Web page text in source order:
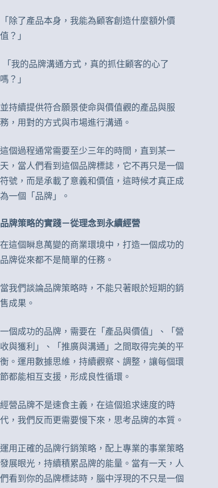
「除了產品本身，我能為顧客創造什麼額外價
值？」
「我的品牌溝通方式，真的抓住顧客的心了
嗎？」
並持續提供符合願景使命與價值觀的產品與服
務，用對的方式與市場進行溝通。
這個過程通常需要至少三年的時間，直到某一
天，當人們看到這個品牌標誌，它不再只是一個
符號，而是承載了意義和價值，這時候才真正成
為一個「品牌」。
品牌策略的實踐－從理念到永續經營
在這個瞬息萬變的商業環境中，打造一個成功的
品牌從來都不是簡單的任務。
當我們談論品牌策略時，不能只著眼於短期的銷
售成果。
一個成功的品牌，需要在「產品與價值」、「營
收與獲利」、「推廣與溝通」之間取得完美的平
衡。運用數據思維，持續觀察、調整，讓每個環
節都能相互支援，形成良性循環。
經營品牌不是速食主義，在這個追求速度的時
代，我們反而更需要慢下來，思考品牌的本質。
運用正確的品牌行銷策略，配上專業的事業策略
發展眼光，持續積累品牌的能量。當有一天，人
們看到你的品牌標誌時，腦中浮現的不只是一個